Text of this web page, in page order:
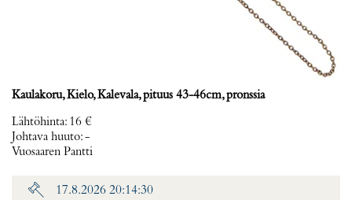
Kaulakoru, Kielo, Kalevala, pituus 43-46cm, pronssia
Lähtöhinta: 16 €
Johtava huuto:-
Vuosaaren Pantti
17.8.2026 20:14:30